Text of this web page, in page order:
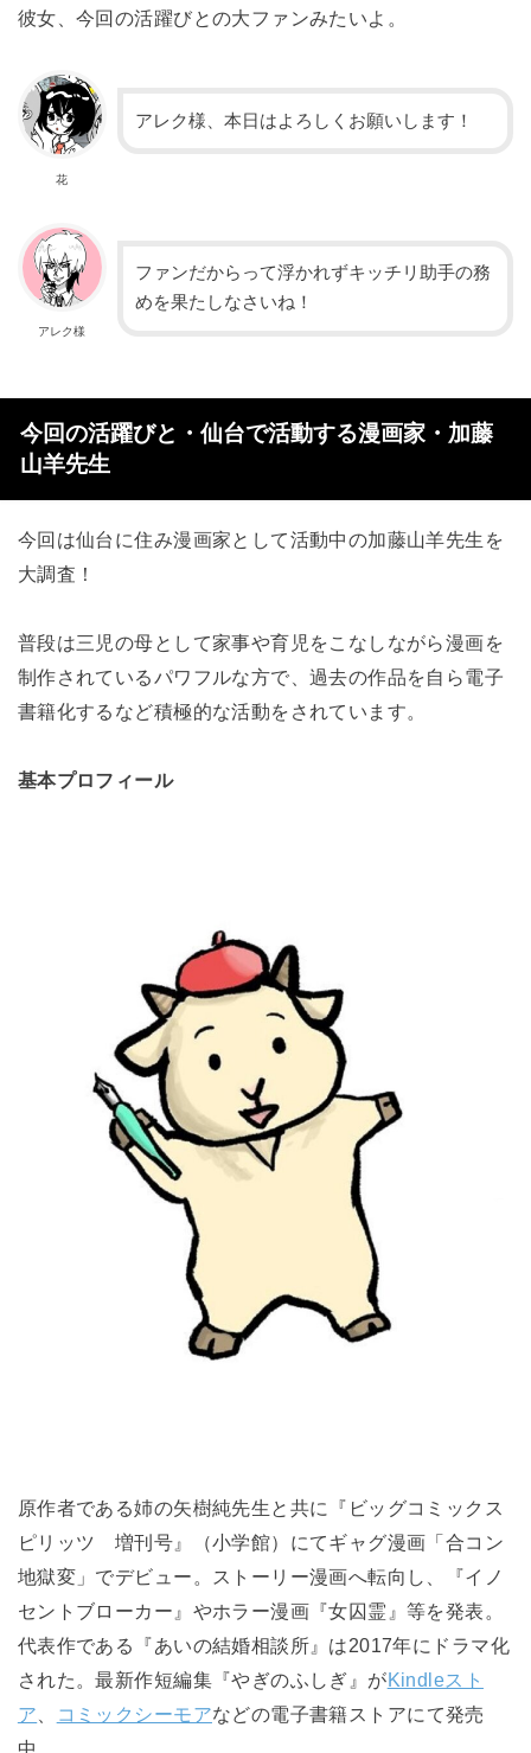
彼女、今回の活躍びとの大ファンみたいよ。
花
アレク様、本日はよろしくお願いします！
アレク様
ファンだからって浮かれずキッチリ助手の務
めを果たしなさいね！
今回の活躍びと・仙台で活動する漫画家・加藤
山羊先生
今回は仙台に住み漫画家として活動中の加藤山羊先生を
大調査！
普段は三児の母として家事や育児をこなしながら漫画を
制作されているパワフルな方で、過去の作品を自ら電子
書籍化するなど積極的な活動をされています。
基本プロフィール
原作者である姉の矢樹純先生と共に『ビッグコミックス
ピリッツ 増刊号』（小学館）にてギャグ漫画「合コン
地獄変」でデビュー。ストーリー漫画へ転向し、『イノ
セントブローカー』やホラー漫画『女囚霊』等を発表。
代表作である『あいの結婚相談所』は2017年にドラマ化
された。最新作短編集『やぎのふしぎ』がKindleスト
ア
コミックシーモアなどの電子書籍ストアにて発売